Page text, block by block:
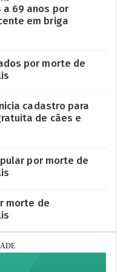
a 69 anos por
em briga
por morte de
cadastro para
de cães e
por morte de
morte de